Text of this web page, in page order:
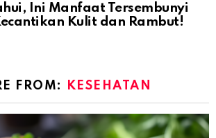
Ini Manfaat Tersembunyi
Kulit dan Rambut!
FROM: KESEHATAN